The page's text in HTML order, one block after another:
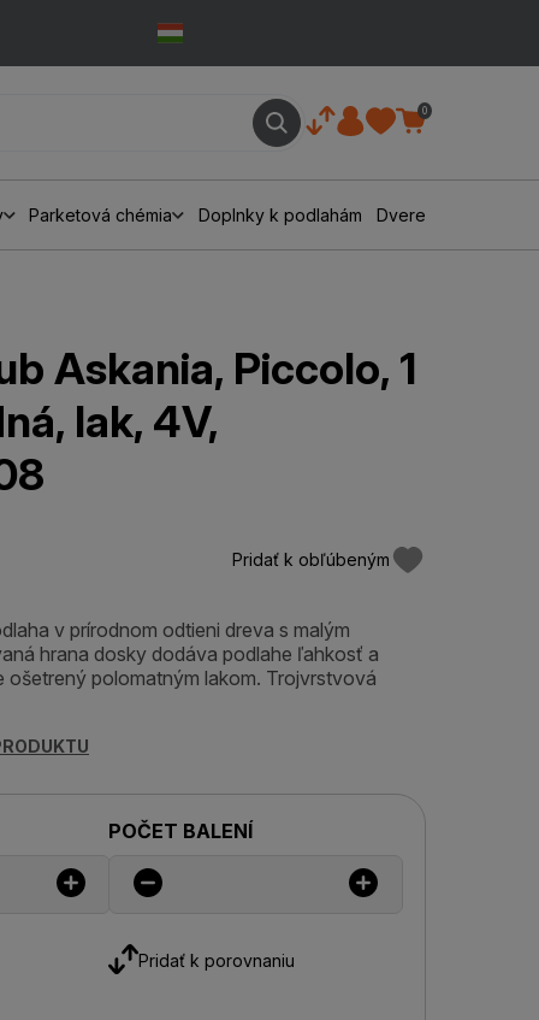
0
Parketová chémia Doplnky k podlahám Dvere
Askania, Piccolo, 1
lak, 4V,
Pridať k obľúbeným
v prírodnom odtieni dreva s malým
hrana dosky dodáva podlahe ľahkosť a
ošetrený polomatným lakom. Trojvrstvová
POČET BALENÍ
Pridať k porovnaniu